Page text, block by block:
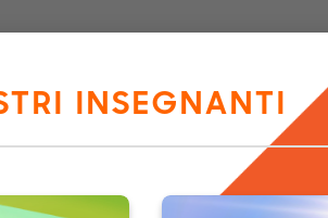
INSEGNANTI